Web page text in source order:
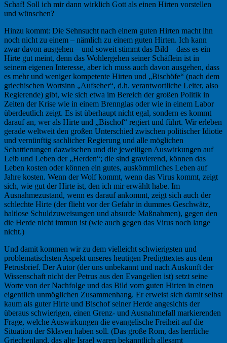
Schaf! Soll ich mir dann wirklich Gott als einen Hirten vorstellen
und wünschen?
Hinzu kommt: Die Sehnsucht nach einem guten Hirten macht ihn
noch nicht zu einem – nämlich zu einem guten Hirten. Ich kann
zwar davon ausgehen – und soweit stimmt das Bild – dass es ein
Hirte gut meint, denn das Wohlergehen seiner Schäflein ist in
seinem eigenen Interesse, aber ich muss auch davon ausgehen, dass
es mehr und weniger kompetente Hirten und „Bischöfe“ (nach dem
griechischen Wortsinn „Aufseher“, d.h. verantwortliche Leiter, also
Regierende) gibt, wie sich etwa im Bereich der großen Politik in
Zeiten der Krise wie in einem Brennglas oder wie in einem Labor
überdeutlich zeigt. Es ist überhaupt nicht egal, sondern es kommt
darauf an, wer als Hirte und „Bischof“ regiert und führt. Wir erleben
gerade weltweit den großen Unterschied zwischen politischer Idiotie
und vernünftig sachlicher Regierung und alle möglichen
Schattierungen dazwischen und die jeweiligen Auswirkungen auf
Leib und Leben der „Herden“; die sind gravierend, können das
Leben kosten oder können ein gutes, auskömmliches Leben auf
Jahre kosten. Wenn der Wolf kommt, wenn das Virus kommt, zeigt
sich, wie gut der Hirte ist, den ich mir erwählt habe. Im
Ausnahmezustand, wenn es darauf ankommt, zeigt sich auch der
schlechte Hirte (der flieht vor der Gefahr in dummes Geschwätz,
haltlose Schuldzuweisungen und absurde Maßnahmen), gegen den
die Herde nicht immun ist (wie auch gegen das Virus noch lange
nicht.)
Und damit kommen wir zu dem vielleicht schwierigsten und
problematischsten Aspekt unseres heutigen Predigttextes aus dem
Petrusbrief. Der Autor (der uns unbekannt und nach Auskunft der
Wissenschaft nicht der Petrus aus den Evangelien ist) setzt seine
Worte von der Nachfolge und das Bild vom guten Hirten in einen
eigentlich unmöglichen Zusammenhang. Er erweist sich damit selbst
kaum als guter Hirte und Bischof seiner Herde angesichts der
überaus schwierigen, einen Grenz- und Ausnahmefall markierenden
Frage, welche Auswirkungen die evangelische Freiheit auf die
Situation der Sklaven haben soll. (Das große Rom, das herrliche
Griechenland, das alte Israel waren bekanntlich allesamt